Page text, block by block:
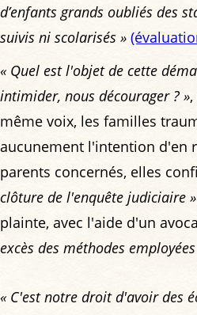
d’enfants grands oubliés des
suivis ni scolarisés »
« Quel est l'objet de cette
intimider, nous décourager ? »
même voix, les familles
aucunement l'intention d'en
parents concernés, elles
clôture de l'enquête judiciaire »
plainte, avec l'aide d'un
excès des méthodes
« C'est notre droit d'avoir des